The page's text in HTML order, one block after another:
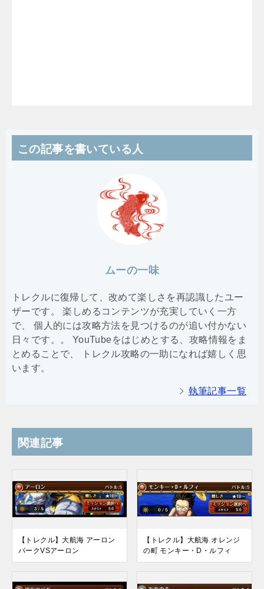
この記事を書いている人
ムーの一味
トレクルに復帰して、改めて楽しさを再認識したユー
ザーです。 楽しめるコンテンツが充実していく一方
で、 個人的には攻略方法を見つけるのが追い付かない
日々です。。 YouTubeをはじめとする、攻略情報をま
とめることで、 トレクル攻略の一助になれば嬉しく思
います。
執筆記事一覧
関連記事
【トレクル】大航海 アーロン
パークVSアーロン
【トレクル】大航海 オレンジ
の町 モンキー・D・ルフィ